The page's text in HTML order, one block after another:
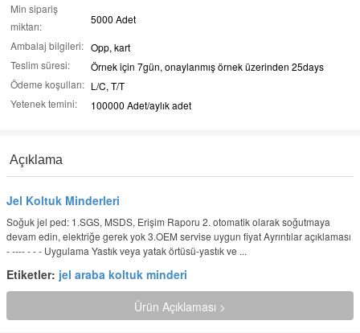
Min sipariş
miktarı:
5000 Adet
Ambalaj bilgileri: Opp, kart
Teslim süresi:
Örnek için 7gün, onaylanmış örnek üzerinden 25days
Ödeme koşulları: L/C, T/T
Yetenek temini:
100000 Adet/aylık adet
Açıklama
Jel Koltuk Minderleri
Soğuk jel ped: 1.SGS, MSDS, Erişim Raporu 2. otomatik olarak soğutmaya
devam edin, elektriğe gerek yok 3.OEM servise uygun fiyat Ayrıntılar açıklaması
- ---- - - - Uygulama Yastık veya yatak örtüsü-yastık ve ...
Etiketler: jel araba koltuk minderi
Ürün Açıklaması >